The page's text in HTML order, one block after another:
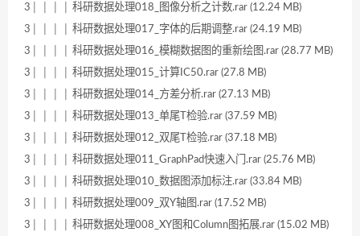
3│ │ │ │ 科研数据处理018_图像分析之计数.rar (12.24 MB)
3│ │ │ │ 科研数据处理017_字体的后期调整.rar (24.19 MB)
3│ │ │ │ 科研数据处理016_模糊数据图的重新绘图.rar (28.77 MB)
3│ │ │ │ 科研数据处理015_计算IC50.rar (27.8 MB)
3│ │ │ │ 科研数据处理014_方差分析.rar (27.13 MB)
3│ │ │ │ 科研数据处理013_单尾T检验.rar (37.59 MB)
3│ │ │ │ 科研数据处理012_双尾T检验.rar (37.18 MB)
3│ │ │ │ 科研数据处理011_GraphPad快速入门.rar (25.76 MB)
3│ │ │ │ 科研数据处理010_数据图添加标注.rar (33.84 MB)
3│ │ │ │ 科研数据处理009_双Y轴图.rar (17.52 MB)
3│ │ │ │ 科研数据处理008_XY图和Column图拓展.rar (15.02 MB)